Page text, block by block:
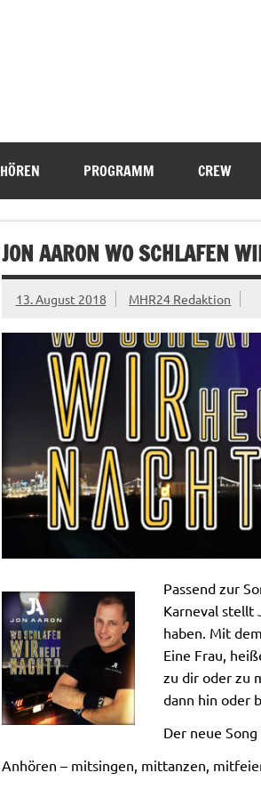
HÖREN PROGRAMM CREW
JON AARON WO SCHLAFEN
13. August 2018 MHR24 Redaktion
Passend zur
Karneval stellt
haben. Mit
Eine Frau,
zu dir oder zu
dann hin oder
Der neue
Anhören – mitsingen, mittanzen,